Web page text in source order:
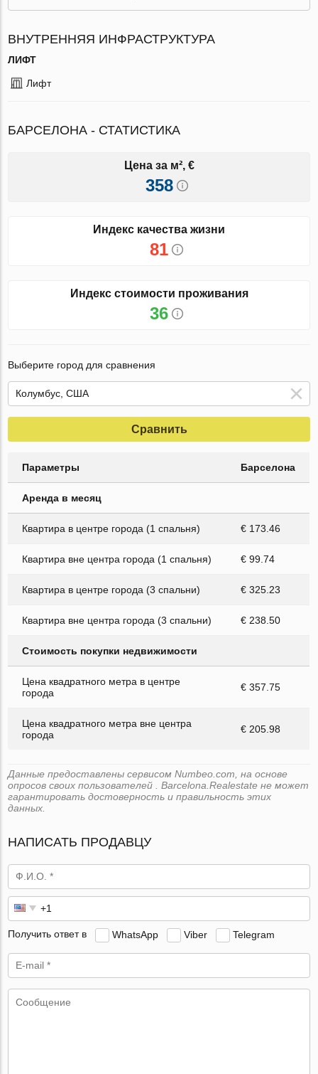
ВНУТРЕННЯЯ ИНФРАСТРУКТУРА
ЛИФТ
Лифт
БАРСЕЛОНА - СТАТИСТИКА
Цена за м², €
358
Индекс качества жизни
81
Индекс стоимости проживания
36
Выберите город для сравнения
Сравнить
Параметры Барселона
Аренда в месяц
Квартира в центре города (1 спальня) € 173.46
Квартира вне центра города (1 спальня) € 99.74
Квартира в центре города (3 спальни) € 325.23
Квартира вне центра города (3 спальни) € 238.50
Стоимость покупки недвижимости
Цена квадратного метра в центре
города
€ 357.75
Цена квадратного метра вне центра
города
€ 205.98
Данные предоставлены сервисом Numbeo.com, на основе
опросов своих пользователей . Barcelona.Realestate не может
гарантировать достоверность и правильность этих
данных.
НАПИСАТЬ ПРОДАВЦУ
Получить ответ в WhatsApp Viber Telegram